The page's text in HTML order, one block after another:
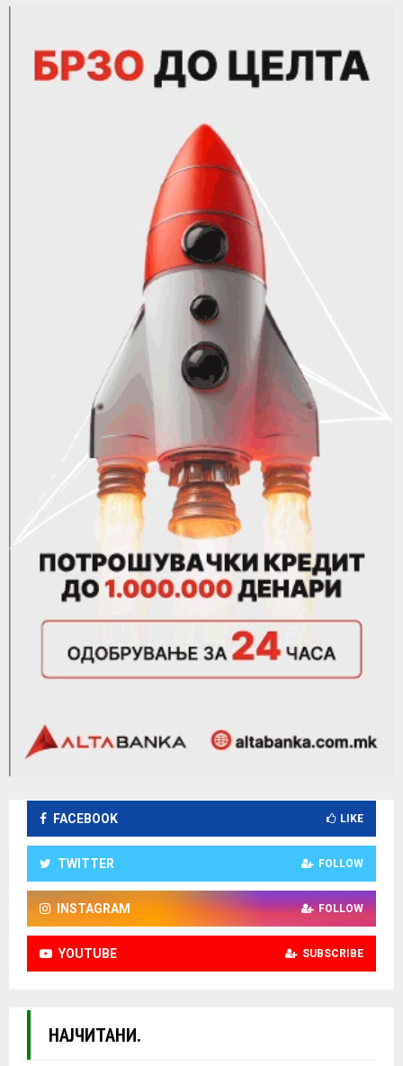
FACEBOOK LIKE
TWITTER FOLLOW
INSTAGRAM FOLLOW
YOUTUBE SUBSCRIBE
НАЈЧИТАНИ.